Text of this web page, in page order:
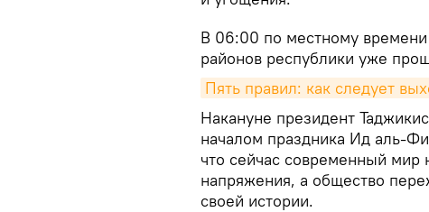
В 06:00 по местному
районов республики уже
Пять правил: как следует
Накануне президент
началом праздника Ид аль-
что сейчас современный мир
напряжения, а общество
своей истории.